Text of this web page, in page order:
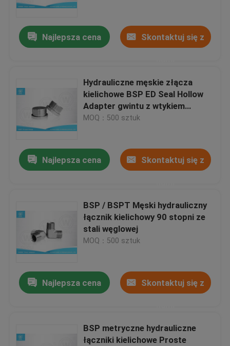
Najlepsza cena Skontaktuj się z
Hydrauliczne męskie złącza
kielichowe BSP ED Seal Hollow
Adapter gwintu z wtykiem
sześciokątnym
MOQ：500 sztuk
Najlepsza cena Skontaktuj się z
BSP / BSPT Męski hydrauliczny
łącznik kielichowy 90 stopni ze
stali węglowej
MOQ：500 sztuk
Najlepsza cena Skontaktuj się z
BSP metryczne hydrauliczne
łączniki kielichowe Proste